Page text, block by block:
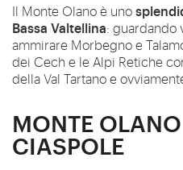
Il Monte Olano è uno
Bassa Valtellina: guardando
ammirare Morbegno e
dei Cech e le Alpi Retiche
della Val Tartano e
MONTE
CIASPOLE